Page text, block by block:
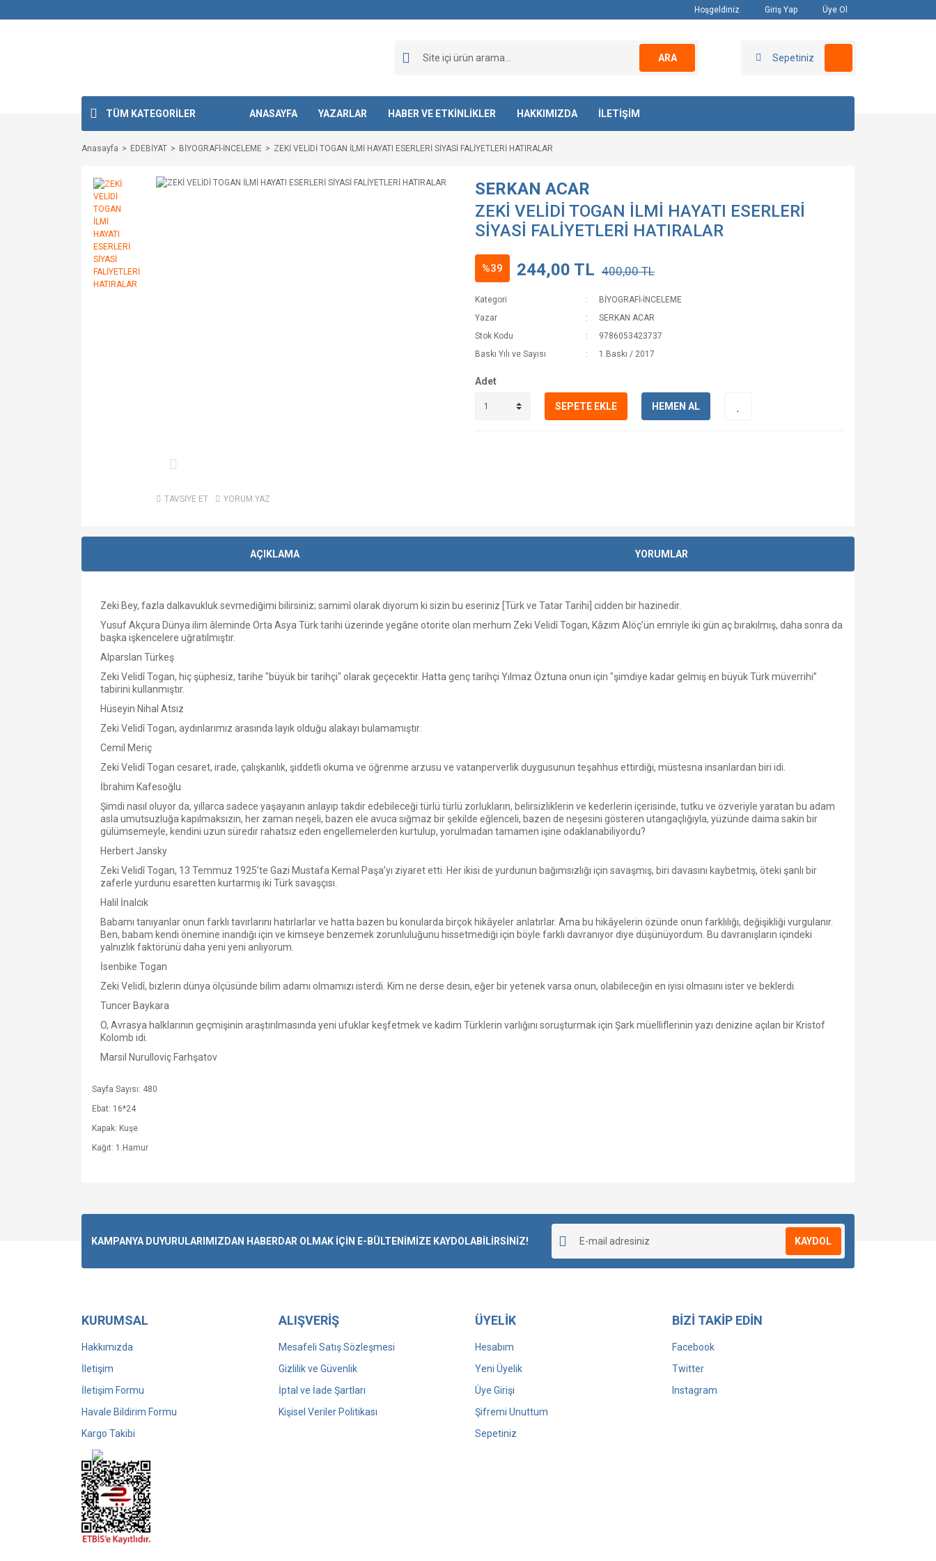
Hoşgeldiniz Giriş Yap Üye Ol
ARA Sepetiniz
TÜM KATEGORİLER ANASAYFA YAZARLAR HABER VE ETKİNLİKLER HAKKIMIZDA İLETİŞİM
Anasayfa EDEBİYAT BİYOGRAFİ-İNCELEME ZEKİ VELİDİ TOGAN İLMİ HAYATI ESERLERİ SİYASİ FALİYETLERİ HATIRALAR
TAVSİYE ET YORUM YAZ
SERKAN ACAR
ZEKİ VELİDİ TOGAN İLMİ HAYATI ESERLERİ
SİYASİ FALİYETLERİ HATIRALAR
%39 244,00 TL 400,00 TL
Kategori
BİYOGRAFİ-İNCELEME
Yazar
SERKAN ACAR
Stok Kodu
9786053423737
Baskı Yılı ve Sayısı
1.Baskı / 2017
Adet
SEPETE EKLE HEMEN AL
AÇIKLAMA YORUMLAR
Zeki Bey, fazla dalkavukluk sevmediğimi bilirsiniz; samimî olarak diyorum ki sizin bu eseriniz [Türk ve Tatar Tarihi] cidden bir hazinedir.
Yusuf Akçura Dünya ilim âleminde Orta Asya Türk tarihi üzerinde yegâne otorite olan merhum Zeki Velidî Togan, Kâzım Alöç’ün emriyle iki gün aç bırakılmış, daha sonra da
başka işkencelere uğratılmıştır.
Alparslan Türkeş
Zeki Velidî Togan, hiç şüphesiz, tarihe "büyük bir tarihçi" olarak geçecektir. Hatta genç tarihçi Yılmaz Öztuna onun için "şimdiye kadar gelmiş en büyük Türk müverrihi”
tabirini kullanmıştır.
Hüseyin Nihal Atsız
Zeki Velidî Togan, aydınlarımız arasında layık olduğu alakayı bulamamıştır.
Cemil Meriç
Zeki Velidî Togan cesaret, irade, çalışkanlık, şiddetli okuma ve öğrenme arzusu ve vatanperverlik duygusunun teşahhus ettirdiği, müstesna insanlardan biri idi.
İbrahim Kafesoğlu
Şimdi nasıl oluyor da, yıllarca sadece yaşayanın anlayıp takdir edebileceği türlü türlü zorlukların, belirsizliklerin ve kederlerin içerisinde, tutku ve özveriyle yaratan bu adam
asla umutsuzluğa kapılmaksızın, her zaman neşeli, bazen ele avuca sığmaz bir şekilde eğlenceli, bazen de neşesini gösteren utangaçlığıyla, yüzünde daima sakin bir
gülümsemeyle, kendini uzun süredir rahatsız eden engellemelerden kurtulup, yorulmadan tamamen işine odaklanabiliyordu?
Herbert Jansky
Zeki Velidî Togan, 13 Temmuz 1925’te Gazi Mustafa Kemal Paşa’yı ziyaret etti. Her ikisi de yurdunun bağımsızlığı için savaşmış, biri davasını kaybetmiş, öteki şanlı bir
zaferle yurdunu esaretten kurtarmış iki Türk savaşçısı.
Halil İnalcık
Babamı tanıyanlar onun farklı tavırlarını hatırlarlar ve hatta bazen bu konularda birçok hikâyeler anlatırlar. Ama bu hikâyelerin özünde onun farklılığı, değişikliği vurgulanır.
Ben, babam kendi önemine inandığı için ve kimseye benzemek zorunluluğunu hissetmediği için böyle farklı davranıyor diye düşünüyordum. Bu davranışların içindeki
yalnızlık faktörünü daha yeni yeni anlıyorum.
İsenbike Togan
Zeki Velidî, bizlerin dünya ölçüsünde bilim adamı olmamızı isterdi. Kim ne derse desin, eğer bir yetenek varsa onun, olabileceğin en iyisi olmasını ister ve beklerdi.
Tuncer Baykara
O, Avrasya halklarının geçmişinin araştırılmasında yeni ufuklar keşfetmek ve kadim Türklerin varlığını soruşturmak için Şark müelliflerinin yazı denizine açılan bir Kristof
Kolomb idi.
Marsil Nurulloviç Farhşatov
Sayfa Sayısı: 480
Ebat: 16*24
Kapak: Kuşe
Kağıt: 1.Hamur
KAMPANYA DUYURULARIMIZDAN HABERDAR OLMAK İÇİN E-BÜLTENİMİZE KAYDOLABİLİRSİNİZ! KAYDOL
KURUMSAL
Hakkımızda
İletişim
İletişim Formu
Havale Bildirim Formu
Kargo Takibi
ALIŞVERİŞ
Mesafeli Satış Sözleşmesi
Gizlilik ve Güvenlik
İptal ve İade Şartları
Kişisel Veriler Politikası
ÜYELİK
Hesabım
Yeni Üyelik
Üye Girişi
Şifremi Unuttum
Sepetiniz
BİZİ TAKİP EDİN
Facebook
Twitter
Instagram